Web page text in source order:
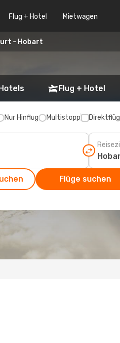
Flug + Hotel Mietwagen
- Hobart
Flug + Hotel
Nur Hinflug Multistopp
Flüge suchen